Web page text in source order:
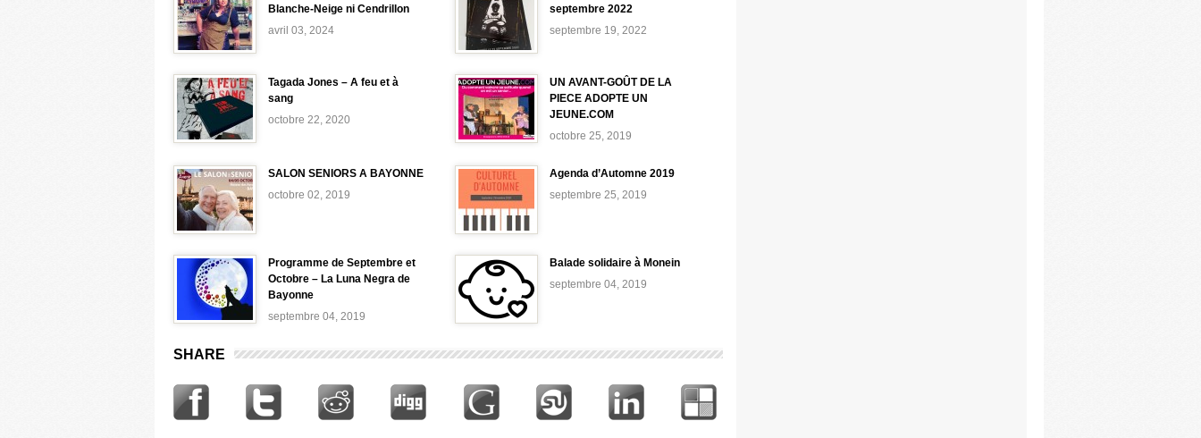
Blanche-Neige ni Cendrillon
avril 03, 2024
septembre 2022
septembre 19, 2022
Tagada Jones – A feu et à
sang
octobre 22, 2020
UN AVANT-GOÛT DE LA
PIECE ADOPTE UN
JEUNE.COM
octobre 25, 2019
SALON SENIORS A BAYONNE
octobre 02, 2019
Agenda d’Automne 2019
septembre 25, 2019
Programme de Septembre et
Octobre – La Luna Negra de
Bayonne
septembre 04, 2019
Balade solidaire à Monein
septembre 04, 2019
SHARE